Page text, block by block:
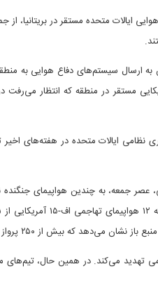
ایالات متحده مستقر در
به ارسال سیستم‌های دفاع هوایی به
مستقر در منطقه که انتظار می‌رفت
نظامی ایالات متحده در هفته‌های اخیر
عصر جمعه، به چندین هواپیمای
پرواز باری آمریکایی به منطقه انجام شده است.
تهدید می‌کند. در همین حال، تیم‌های